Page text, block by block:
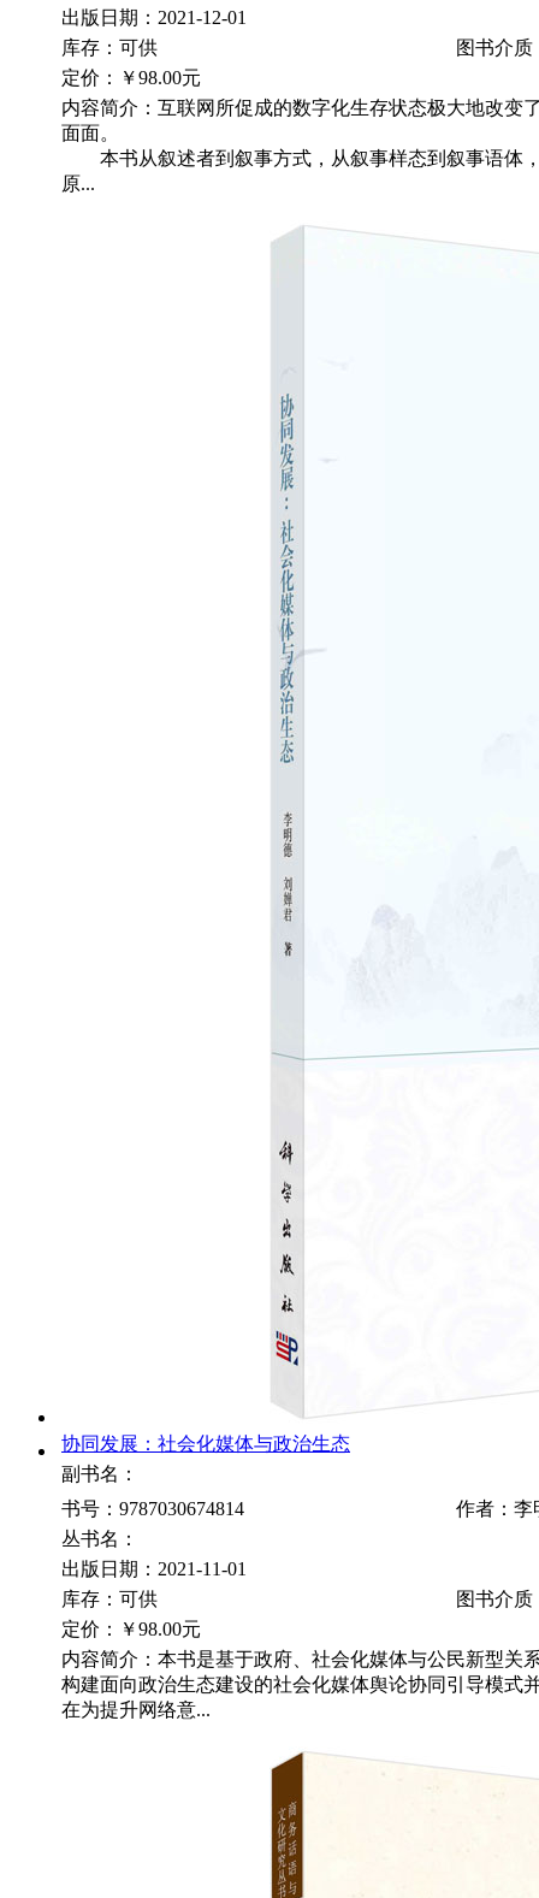
出版日期：2021-12-01
库存：可供
图书介质
定价：
￥98.00元
内容简介：互联网所促成的数字化生存状态极大地改变
面面。
本书从叙述者到叙事方式，从叙事样态到叙事语体
原...
协同发展：社会化媒体与政治生态
副书名：
书号：9787030674814
作者：李
丛书名：
出版日期：2021-11-01
库存：可供
图书介质
定价：
￥98.00元
内容简介：本书是基于政府、社会化媒体与公民新型关
构建面向政治生态建设的社会化媒体舆论协同引导模式
在为提升网络意...